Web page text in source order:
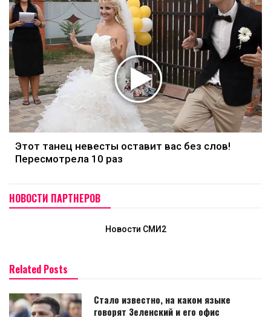
Этот танец невесты оставит вас без слов!
Пересмотрела 10 раз
НОВОСТИ ПАРТНЕРОВ
Новости СМИ2
Related Posts
Стало известно, на каком языке
говорят Зеленский и его офис